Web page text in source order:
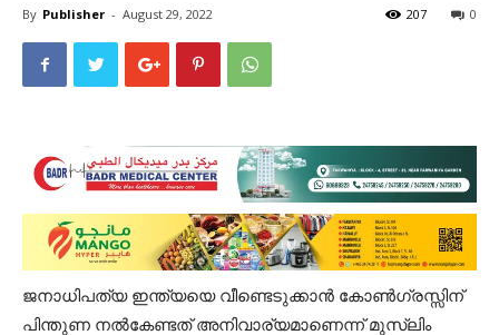
By Publisher - August 29, 2022 0
207
ജനാധിപത്യ ഇന്ത്യയെ വീണ്ടെടുക്കാൻ കോൺഗ്രസ്സിന്
പിന്തുണ നൽകേണ്ടത് അനിവാര്യമാണെന്ന് മുസ്ലിം